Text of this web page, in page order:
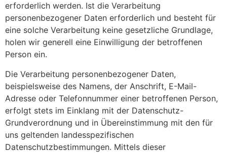
erforderlich werden. Ist die Verarbeitung
personenbezogener Daten erforderlich und besteht für
eine solche Verarbeitung keine gesetzliche Grundlage,
holen wir generell eine Einwilligung der betroffenen
Person ein.
Die Verarbeitung personenbezogener Daten,
beispielsweise des Namens, der Anschrift, E-Mail-
Adresse oder Telefonnummer einer betroffenen Person,
erfolgt stets im Einklang mit der Datenschutz-
Grundverordnung und in Übereinstimmung mit den für
uns geltenden landesspezifischen
Datenschutzbestimmungen. Mittels dieser